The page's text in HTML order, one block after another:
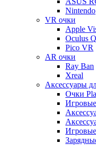
Nintendo
VR очки
Apple
Oculus
Pico VR
AR очки
Ray Ban
Xreal
Аксессуары
Очки